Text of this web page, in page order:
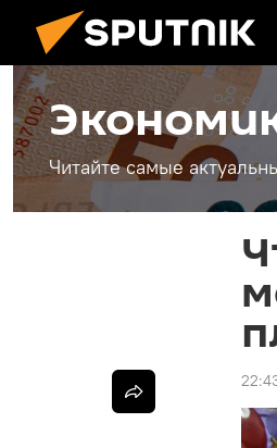
Читайте самые